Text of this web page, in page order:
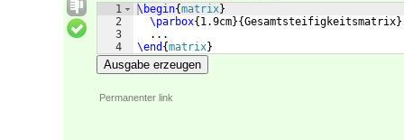
1
2
3
4
\begin{matrix}
\parbox{ 1.9cm}{Gesamtsteifigkeitsmatrix}
  ...
\end {matrix}
Ausgabe erzeugen
Permanenter link